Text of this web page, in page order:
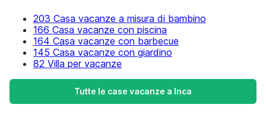
203 Casa vacanze a misura di bambino
166 Casa vacanze con piscina
164 Casa vacanze con barbecue
145 Casa vacanze con giardino
82 Villa per vacanze
Tutte le case vacanze a Inca